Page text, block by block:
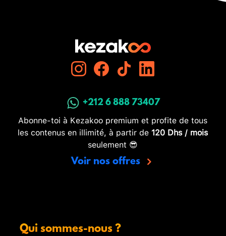
+212 6 888 73407
Abonne-toi à Kezakoo premium et profite de tous
les contenus en illimité, à partir de 120 Dhs / mois
seulement 😎
Voir nos offres
Qui sommes-nous ?